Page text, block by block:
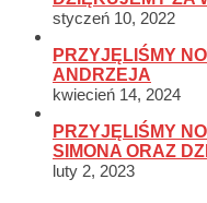
styczeń 10, 2022
PRZYJĘLIŚMY
ANDRZEJA
kwiecień 14, 2024
PRZYJĘLIŚMY
SIMONA ORAZ
luty 2, 2023